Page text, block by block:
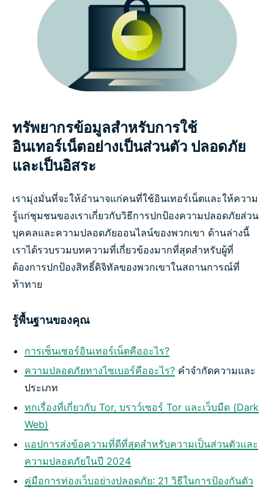
ทรัพยากรข้อมูลสำหรับการใช้
อินเทอร์เน็ตอย่างเป็นส่วนตัว ปลอดภัย
และเป็นอิสระ
เรามุ่งมั่นที่จะให้อำนาจแก่คนที่ใช้อินเทอร์เน็ตและให้ความ
รู้แก่ชุมชนของเราเกี่ยวกับวิธีการปกป้องความปลอดภัยส่วน
บุคคลและความปลอดภัยออนไลน์ของพวกเขา ด้านล่างนี้
เราได้รวบรวมบทความที่เกี่ยวข้องมากที่สุดสำหรับผู้ที่
ต้องการปกป้องสิทธิ์ดิจิทัลของพวกเขาในสถานการณ์ที่
ท้าทาย
รู้พื้นฐานของคุณ
การเซ็นเซอร์อินเทอร์เน็ตคืออะไร?
ความปลอดภัยทางไซเบอร์คืออะไร? คำจำกัดความและ
ประเภท
ทุกเรื่องที่เกี่ยวกับ Tor, บราว์เซอร์ Tor และเว็บมืด (Dark
Web)
แอปการส่งข้อความที่ดีที่สุดสำหรับความเป็นส่วนตัวและ
ความปลอดภัยในปี 2024
คู่มือการท่องเว็บอย่างปลอดภัย: 21 วิธีในการป้องกันตัว